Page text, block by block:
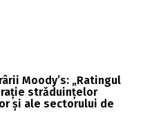
Moody’s: „Ratingul
străduințelor
și ale sectorului de